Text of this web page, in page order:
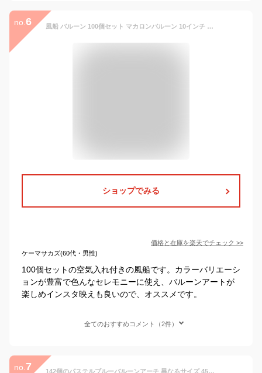
no. 6 風船 バルーン 100個セット マカロンバルーン 10インチ アソート風船 単色 イエロー パーティー お誕生日会 結婚式 二次会 混合色 極厚 丸型 お誕生日 クリスマス 文化祭 子供会 マカロン色 バルーンアーチ 飾り 装飾 運動会 記念日 ハロウィン イベント
ショップでみる
価格と在庫を楽天でチェック >>
ケーマサカズ(60代・男性)
100個セットの空気入れ付きの風船です。カラーバリエーシ
ョンが豊富で色んなセレモニーに使え、バルーンアートが
楽しめインスタ映えも良いので、オススメです。
全てのおすすめコメント（2件）
no. 7 142個のパステルブルーバルーンアーチ 異なるサイズ 45.7cm 30.5cm 25.4cm 12.7cm ガーランドアーチ用のライトブルーバルーン 誕生日パーティー ベビーシャワー 性別の発表 結婚式パーティーのデコレーション LILYZHENG